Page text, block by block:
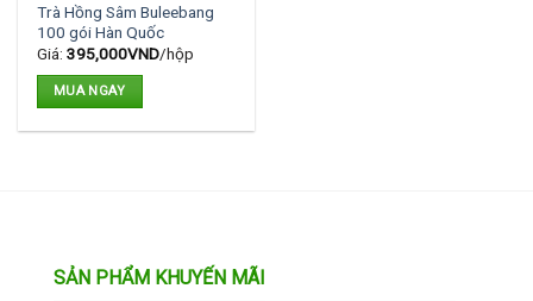
Trà Hồng Sâm Buleebang
100 gói Hàn Quốc
Giá: 395,000VND/hộp
MUA NGAY
SẢN PHẨM KHUYẾN MÃI